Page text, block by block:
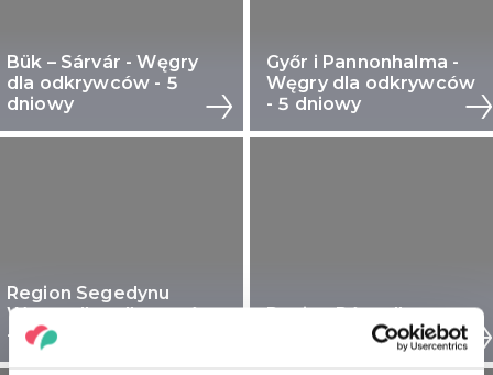
Bük – Sárvár - Węgry
dla odkrywców - 5
dniowy
Győr i Pannonhalma -
Węgry dla odkrywców
- 5 dniowy
Region Segedynu
Węgry dla odkrywców
- 5 dniowy
Region Pécs dla
odkrywców - 5 dniowy